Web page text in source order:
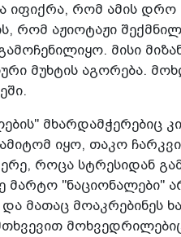
იფიქრა, რომ ამის დრო
რომ აჟიოტაჟი
მისი
მუხტის აგორება.
მხარდამჭერებიც
იყო, თაკო
როცა სტრესიდან
მარტო "ნაციონალები"
მათაც მოაკრებინეს